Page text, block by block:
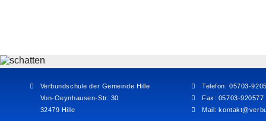
Verbundschule der Gemeinde Hille
Von-Oeynhausen-Str. 30
32479 Hille
Telefon: 05703-
Fax: 05703-920577
Mail: